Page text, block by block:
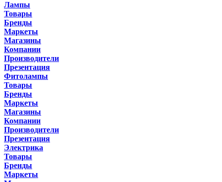
Лампы
Товары
Бренды
Маркеты
Магазины
Компании
Производители
Презентация
Фитолампы
Товары
Бренды
Маркеты
Магазины
Компании
Производители
Презентация
Электрика
Товары
Бренды
Маркеты